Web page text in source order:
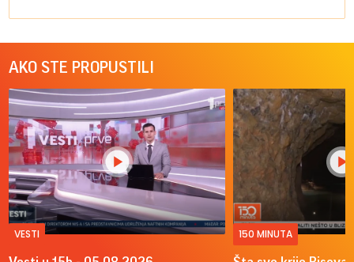
AKO STE PROPUSTILI
VESTI 150 MINUTA